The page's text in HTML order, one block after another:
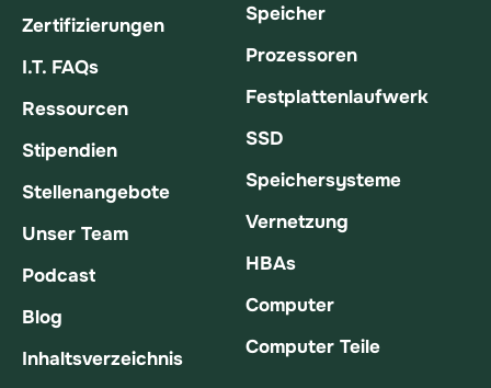
Zertifizierungen
I.T. FAQs
Ressourcen
Stipendien
Stellenangebote
Unser Team
Podcast
Blog
Inhaltsverzeichnis
Speicher
Prozessoren
Festplattenlaufwerk
SSD
Speichersysteme
Vernetzung
HBAs
Computer
Computer Teile